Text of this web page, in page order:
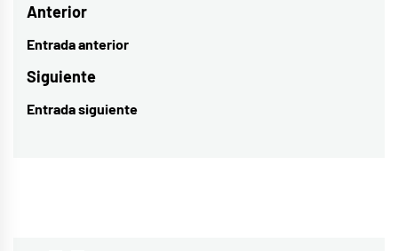
Navegación
de
entradas
Anterior
Entrada
anterior:
Entrada anterior
Siguiente
Entrada
Entrada siguiente